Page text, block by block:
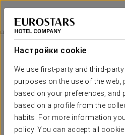
Настройки cookie
We use first-party and third-
purposes on the use of the web,
based on your preferences, and
based on a profile from the
habits. For more information
policy. You can accept all
Eurostars Monte Tauro
ТАОРМИНА
Питание